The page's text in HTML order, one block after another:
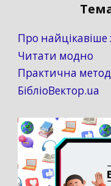
Про найцікавіше
Читати модно
Практична
БібліоВектор.ua